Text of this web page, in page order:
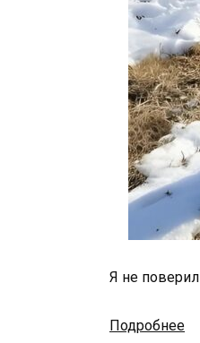
Я не поверил
Подробнее